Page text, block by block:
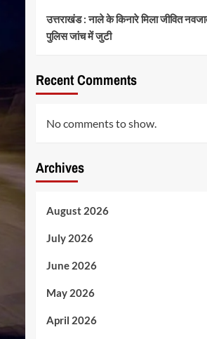
उत्तराखंड : नाले के किनारे मिला जीवित
पुलिस जांच में जुटी
Recent Comments
No comments to show.
Archives
August 2026
July 2026
June 2026
May 2026
April 2026